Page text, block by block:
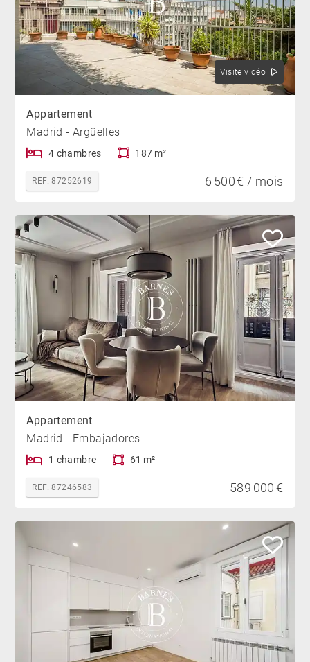
Visite vidéo
Appartement
Madrid - Argüelles
4 chambres 187 m²
REF. 87252619 6 500 € / mois
Appartement
Madrid - Embajadores
1 chambre 61 m²
REF. 87246583 589 000 €